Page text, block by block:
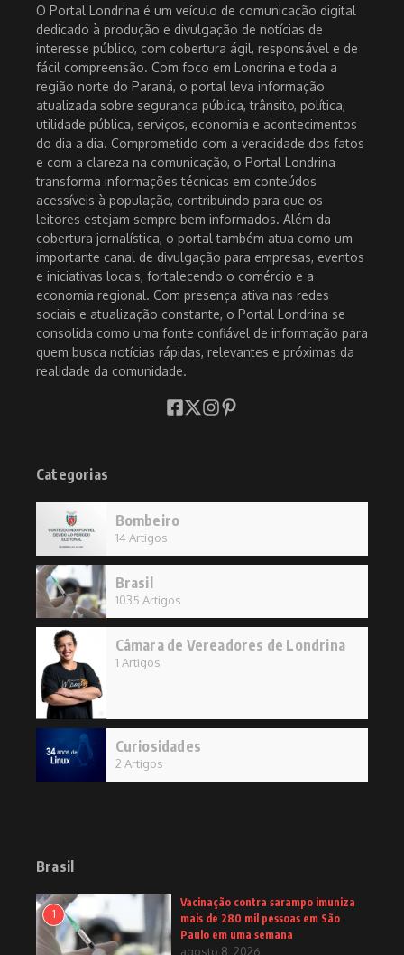
O Portal Londrina é um veículo de comunicação digital
dedicado à produção e divulgação de notícias de
interesse público, com cobertura ágil, responsável e de
fácil compreensão. Com foco em Londrina e toda a
região norte do Paraná, o portal leva informação
atualizada sobre segurança pública, trânsito, política,
utilidade pública, serviços, economia e acontecimentos
do dia a dia. Comprometido com a veracidade dos fatos
e com a clareza na comunicação, o Portal Londrina
transforma informações técnicas em conteúdos
acessíveis à população, contribuindo para que os
leitores estejam sempre bem informados. Além da
cobertura jornalística, o portal também atua como um
importante canal de divulgação para empresas, eventos
e iniciativas locais, fortalecendo o comércio e a
economia regional. Com presença ativa nas redes
sociais e atualização constante, o Portal Londrina se
consolida como uma fonte confiável de informação para
quem busca notícias rápidas, relevantes e próximas da
realidade da comunidade.
Categorias
Bombeiro
14 Artigos
Brasil
1035 Artigos
Câmara de Vereadores de Londrina
1 Artigos
Curiosidades
2 Artigos
Brasil
1
Vacinação contra sarampo imuniza
mais de 280 mil pessoas em São
Paulo em uma semana
agosto 8, 2026